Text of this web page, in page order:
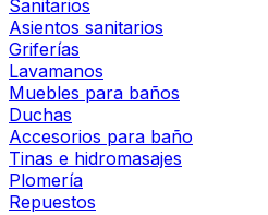
Sanitarios
Asientos sanitarios
Griferías
Lavamanos
Muebles para baños
Duchas
Accesorios para baño
Tinas e hidromasajes
Plomería
Repuestos